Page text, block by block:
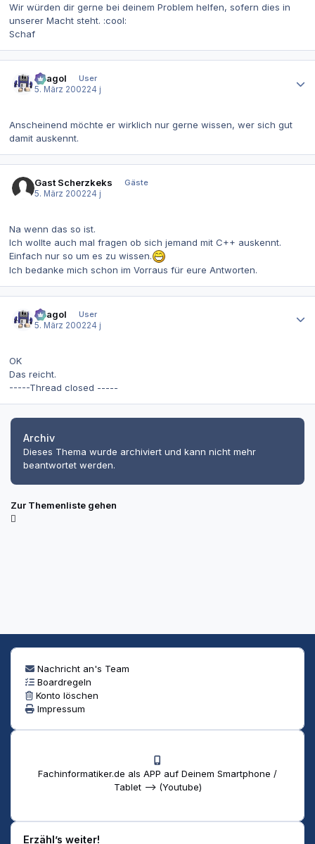
Wir würden dir gerne bei deinem Problem helfen, sofern dies in
unserer Macht steht. :cool:
Schaf
Beagol
User
5. März 200224 j
Anscheinend möchte er wirklich nur gerne wissen, wer sich gut
damit auskennt.
Gast Scherzkeks
Gäste
5. März 200224 j
Na wenn das so ist.
Ich wollte auch mal fragen ob sich jemand mit C++ auskennt.
Einfach nur so um es zu wissen.
Ich bedanke mich schon im Vorraus für eure Antworten.
Beagol
User
5. März 200224 j
OK
Das reicht.
-----Thread closed -----
Archiv
Dieses Thema wurde archiviert und kann nicht mehr
beantwortet werden.
Zur Themenliste gehen
Nachricht an's Team
Boardregeln
Konto löschen
Impressum
Fachinformatiker.de als APP auf Deinem Smartphone /
Tablet --> (Youtube)
Erzähl’s weiter!